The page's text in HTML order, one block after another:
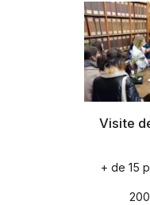
Visite
+ de 15